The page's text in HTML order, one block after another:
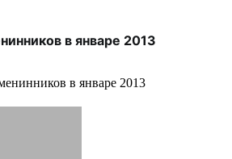
в январе 2013
в январе 2013